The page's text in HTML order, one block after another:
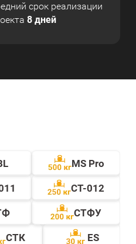
срок реализации
8 дней
MS Pro
СТ-012
СТФУ
СТК ES